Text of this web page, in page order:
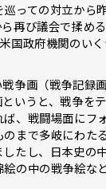
っての対立から
再び議会で揉め
政府機関のいく
争画（戦争記録
いうと、戦争を
、戦闘場面にフ
まで多岐にわた
たし、日本史の
の中の戦争絵な